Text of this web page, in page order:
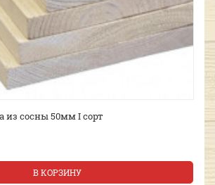
из сосны 50мм I сорт
В КОРЗИНУ